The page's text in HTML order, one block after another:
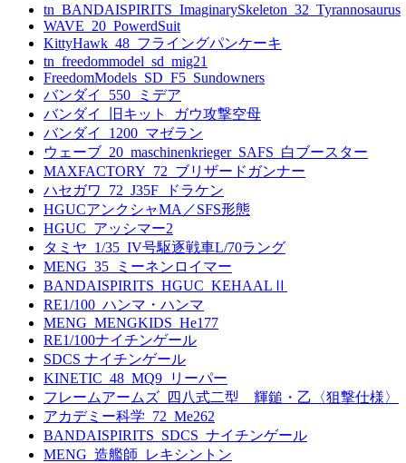
tn_BANDAISPIRITS_ImaginarySkeleton_32_Tyrannosaurus
WAVE_20_PowerdSuit
KittyHawk_48_フライングパンケーキ
tn_freedommodel_sd_mig21
FreedomModels_SD_F5_Sundowners
バンダイ_550_ミデア
バンダイ_旧キット_ガウ攻撃空母
バンダイ_1200_マゼラン
ウェーブ_20_maschinenkrieger_SAFS_白ブースター
MAXFACTORY_72_ブリザードガンナー
ハセガワ_72_J35F_ドラケン
HGUCアンクシャMA／SFS形態
HGUC_アッシマー2
タミヤ_1/35_IV号駆逐戦車L/70ラング
MENG_35_ミーネンロイマー
BANDAISPIRITS_HGUC_KEHAALⅡ
RE1/100_ハンマ・ハンマ
MENG_MENGKIDS_He177
RE1/100ナイチンゲール
SDCS ナイチンゲール
KINETIC_48_MQ9_リーパー
フレームアームズ_四八式二型 輝鎚・乙〈狙撃仕様〉
アカデミー科学_72_Me262
BANDAISPIRITS_SDCS_ナイチンゲール
MENG_造艦師_レキシントン